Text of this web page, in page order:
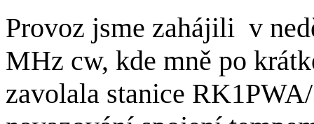
Provoz jsme zahájili v
MHz cw, kde mně po
zavolala stanice